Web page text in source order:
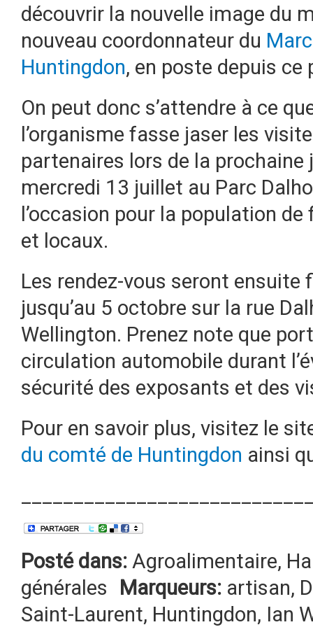
découvrir la nouvelle image du
nouveau coordonnateur du
Huntingdon, en poste depuis ce
On peut donc s’attendre à ce
l’organisme fasse jaser les
partenaires lors de la prochaine
mercredi 13 juillet au Parc
l’occasion pour la population
et locaux.
Les rendez-vous seront ensuite
jusqu’au 5 octobre sur la rue
Wellington. Prenez note que
circulation automobile durant
sécurité des exposants et des
Pour en savoir plus, visitez le
du comté de Huntingdon ainsi
Posté dans: Agroalimentaire,
générales
Marqueurs: artisan,
Saint-Laurent, Huntingdon, Ian